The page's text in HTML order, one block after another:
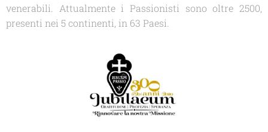
venerabili. Attualmente i Passionisti sono oltre 2500,
presenti nei 5 continenti, in 63 Paesi.